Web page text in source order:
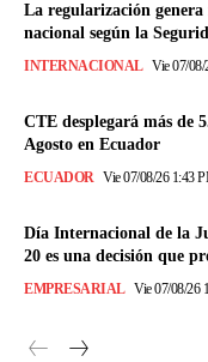
La regularización
nacional según la
INTERNACIONAL Vie 07/
CTE desplegará más de
Agosto en Ecuador
ECUADOR Vie 07/08/26 1:43
Día Internacional de la
20 es una decisión que
EMPRESARIAL Vie 07/08/26